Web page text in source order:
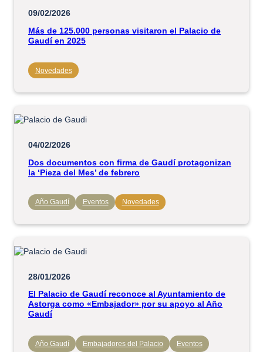
09/02/2026
Más de 125.000 personas visitaron el Palacio de
Gaudí en 2025
Novedades
04/02/2026
Dos documentos con firma de Gaudí protagonizan
la ‘Pieza del Mes’ de febrero
Año Gaudí Eventos Novedades
28/01/2026
El Palacio de Gaudí reconoce al Ayuntamiento de
Astorga como «Embajador» por su apoyo al Año
Gaudí
Año Gaudí Embajadores del Palacio Eventos